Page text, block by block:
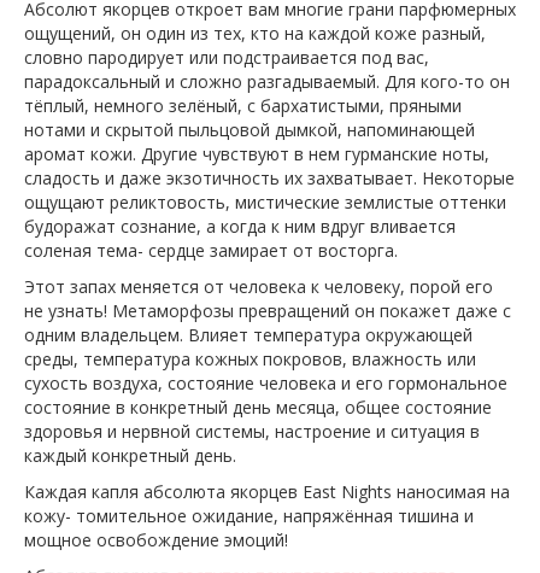
Абсолют якорцев откроет вам многие грани парфюмерных
ощущений, он один из тех, кто на каждой коже разный,
словно пародирует или подстраивается под вас,
парадоксальный и сложно разгадываемый. Для кого-то он
тёплый, немного зелёный, с бархатистыми, пряными
нотами и скрытой пыльцовой дымкой, напоминающей
аромат кожи. Другие чувствуют в нем гурманские ноты,
сладость и даже экзотичность их захватывает. Некоторые
ощущают реликтовость, мистические землистые оттенки
будоражат сознание, а когда к ним вдруг вливается
соленая тема- сердце замирает от восторга.
Этот запах меняется от человека к человеку, порой его
не узнать! Метаморфозы превращений он покажет даже с
одним владельцем. Влияет температура окружающей
среды, температура кожных покровов, влажность или
сухость воздуха, состояние человека и его гормональное
состояние в конкретный день месяца, общее состояние
здоровья и нервной системы, настроение и ситуация в
каждый конкретный день.
Каждая капля абсолюта якорцев East Nights наносимая на
кожу- томительное ожидание, напряжённая тишина и
мощное освобождение эмоций!